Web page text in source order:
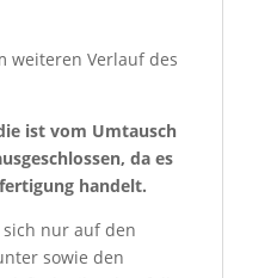
weiteren Verlauf des
ist vom Umtausch
da es
handelt.
nur auf den
sowie den